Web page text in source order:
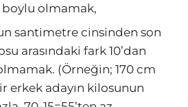
boylu olmamak,
santimetre cinsinden son
arasındaki fark 10’dan
(Örneğin; 170 cm
erkek adayın kilosunun